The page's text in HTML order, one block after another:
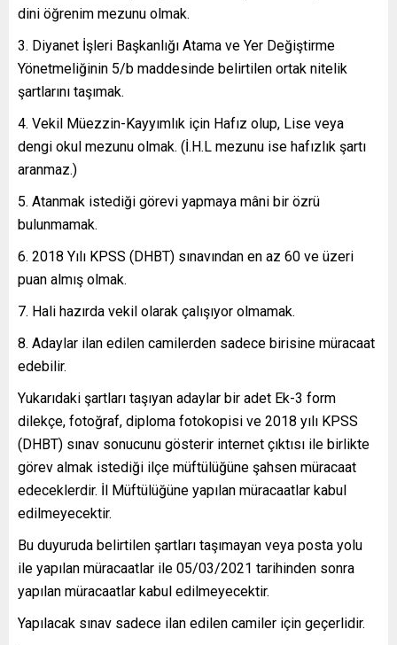
dini öğrenim mezunu olmak.
3. Diyanet İşleri Başkanlığı Atama ve Yer Değiştirme
Yönetmeliğinin 5/b maddesinde belirtilen ortak nitelik
şartlarını taşımak.
4. Vekil Müezzin-Kayyımlık için Hafız olup, Lise veya
dengi okul mezunu olmak. (İ.H.L mezunu ise hafızlık şartı
aranmaz.)
5. Atanmak istediği görevi yapmaya mâni bir özrü
bulunmamak.
6. 2018 Yılı KPSS (DHBT) sınavından en az 60 ve üzeri
puan almış olmak.
7. Hali hazırda vekil olarak çalışıyor olmamak.
8. Adaylar ilan edilen camilerden sadece birisine müracaat
edebilir.
Yukarıdaki şartları taşıyan adaylar bir adet Ek-3 form
dilekçe, fotoğraf, diploma fotokopisi ve 2018 yılı KPSS
(DHBT) sınav sonucunu gösterir internet çıktısı ile birlikte
görev almak istediği ilçe müftülüğüne şahsen müracaat
edeceklerdir. İl Müftülüğüne yapılan müracaatlar kabul
edilmeyecektir.
Bu duyuruda belirtilen şartları taşımayan veya posta yolu
ile yapılan müracaatlar ile 05/03/2021 tarihinden sonra
yapılan müracaatlar kabul edilmeyecektir.
Yapılacak sınav sadece ilan edilen camiler için geçerlidir.